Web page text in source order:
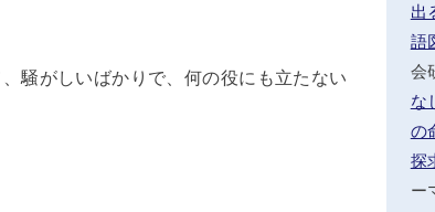
騒がしいばかりで、何の役にも立たない
出
語
会
な
の
探
ー